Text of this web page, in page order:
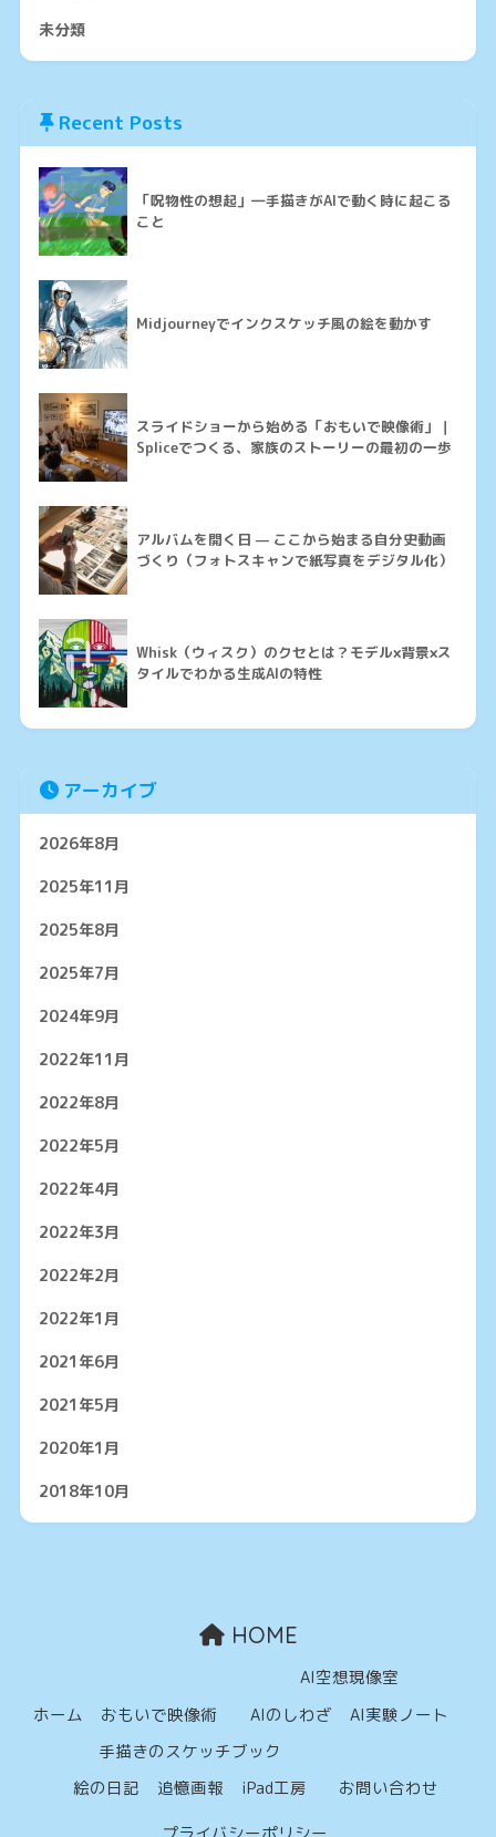
未分類
Recent Posts
「呪物性の想起」―手描きがAIで動く時に起こる
こと
Midjourneyでインクスケッチ風の絵を動かす
スライドショーから始める「おもいで映像術」｜
Spliceでつくる、家族のストーリーの最初の一歩
アルバムを開く日 — ここから始まる自分史動画
づくり（フォトスキャンで紙写真をデジタル化）
Whisk（ウィスク）のクセとは？モデル×背景×ス
タイルでわかる生成AIの特性
アーカイブ
2026年8月
2025年11月
2025年8月
2025年7月
2024年9月
2022年11月
2022年8月
2022年5月
2022年4月
2022年3月
2022年2月
2022年1月
2021年6月
2021年5月
2020年1月
2018年10月
HOME
ホーム おもいで映像術
AI空想現像室
AIのしわざ
AI実験ノート
手描きのスケッチブック
絵の日記
追憶画報 iPad工房
お問い合わせ